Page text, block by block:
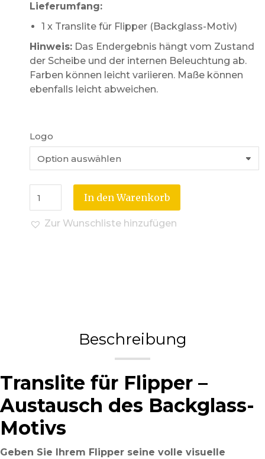
Lieferumfang:
1 x Translite für Flipper (Backglass-Motiv)
Hinweis: Das Endergebnis hängt vom Zustand
der Scheibe und der internen Beleuchtung ab.
Farben können leicht variieren. Maße können
ebenfalls leicht abweichen.
Logo
In den Warenkorb
Zur Wunschliste hinzufügen
Beschreibung
Translite für Flipper –
Austausch des Backglass-
Motivs
Geben Sie Ihrem Flipper seine volle visuelle